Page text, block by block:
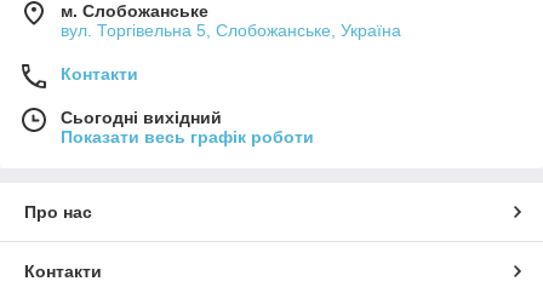
м. Слобожанське
вул. Торгівельна 5, Слобожанське, Україна
Контакти
Сьогодні вихідний
Показати весь графік роботи
Про нас
Контакти